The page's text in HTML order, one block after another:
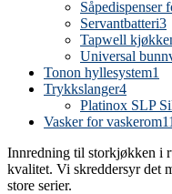
Såpedispenser
Servantbatteri3
Tapwell
Universal
Tonon hyllesystem1
Trykkslanger4
Platinox SLP
Vasker for vaskerom11
Innredning til storkjøkken i
kvalitet. Vi skreddersyr det
store serier.